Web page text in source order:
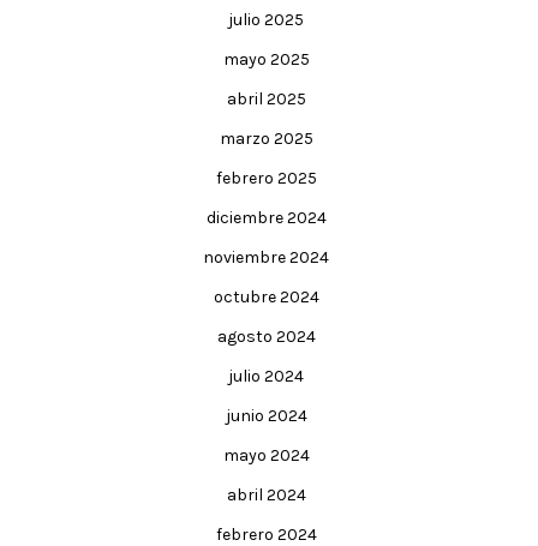
julio 2025
mayo 2025
abril 2025
marzo 2025
febrero 2025
diciembre 2024
noviembre 2024
octubre 2024
agosto 2024
julio 2024
junio 2024
mayo 2024
abril 2024
febrero 2024